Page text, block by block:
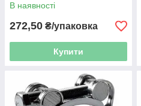
В наявності
272,50 ₴/упаковка
Купити